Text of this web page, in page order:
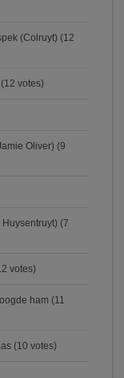
(Colruyt) (12
(12 votes)
Oliver) (9
(7
votes)
ham (11
(10 votes)